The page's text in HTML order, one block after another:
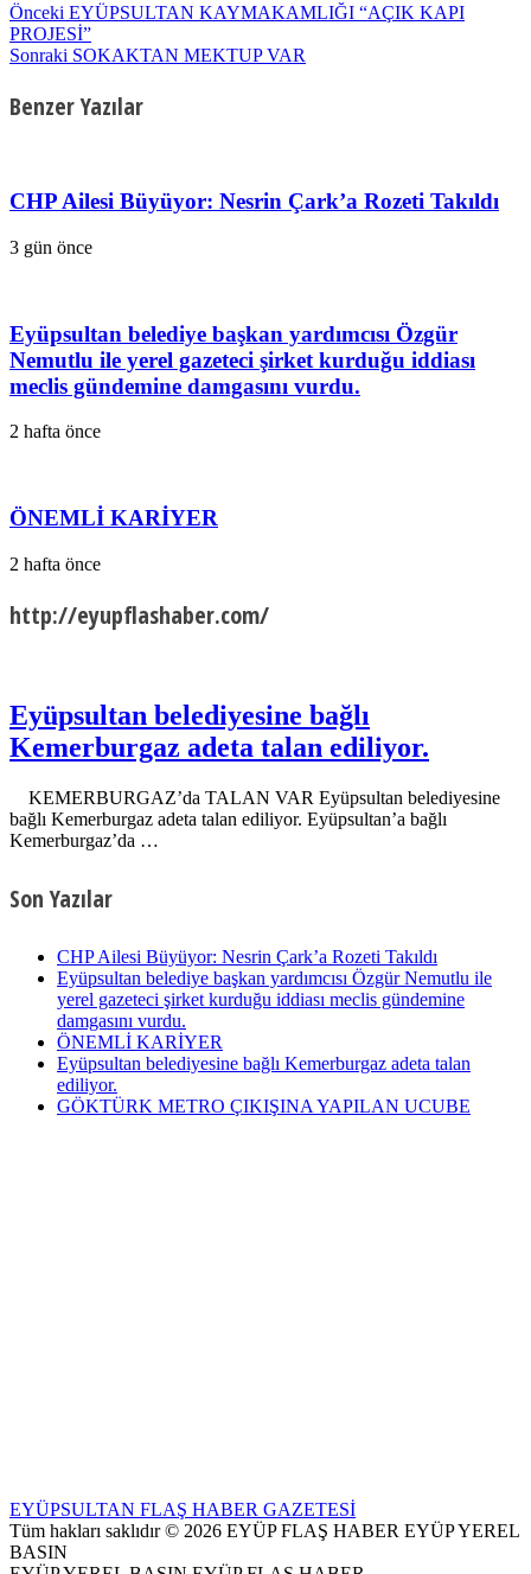
Önceki EYÜPSULTAN KAYMAKAMLIĞI “AÇIK KAPI
PROJESİ”
Sonraki SOKAKTAN MEKTUP VAR
Benzer Yazılar
CHP Ailesi Büyüyor: Nesrin Çark’a Rozeti Takıldı
3 gün önce
Eyüpsultan belediye başkan yardımcısı Özgür
Nemutlu ile yerel gazeteci şirket kurduğu iddiası
meclis gündemine damgasını vurdu.
2 hafta önce
ÖNEMLİ KARİYER
2 hafta önce
http://eyupflashaber.com/
Eyüpsultan belediyesine bağlı
Kemerburgaz adeta talan ediliyor.
KEMERBURGAZ’da TALAN VAR Eyüpsultan belediyesine
bağlı Kemerburgaz adeta talan ediliyor. Eyüpsultan’a bağlı
Kemerburgaz’da …
Son Yazılar
CHP Ailesi Büyüyor: Nesrin Çark’a Rozeti Takıldı
Eyüpsultan belediye başkan yardımcısı Özgür Nemutlu ile
yerel gazeteci şirket kurduğu iddiası meclis gündemine
damgasını vurdu.
ÖNEMLİ KARİYER
Eyüpsultan belediyesine bağlı Kemerburgaz adeta talan
ediliyor.
GÖKTÜRK METRO ÇIKIŞINA YAPILAN UCUBE
EYÜPSULTAN FLAŞ HABER GAZETESİ
Tüm hakları saklıdır © 2026 EYÜP FLAŞ HABER EYÜP YEREL
BASIN